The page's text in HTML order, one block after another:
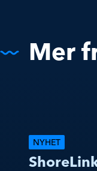
Mer
NYHET